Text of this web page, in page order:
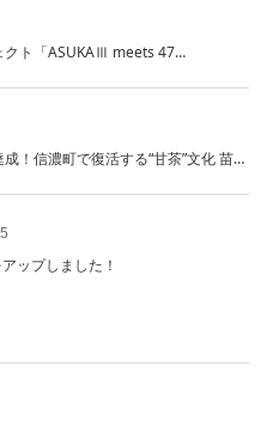
クト「ASUKAⅢ meets 47…
！信濃町で復活する“甘茶”文化 苗…
ップしました！